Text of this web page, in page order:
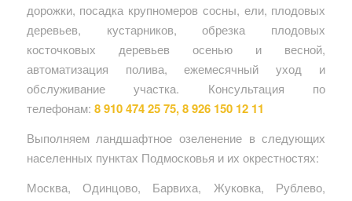
дорожки, посадка крупномеров сосны, ели, плодовых
деревьев, кустарников, обрезка плодовых
косточковых деревьев осенью и весной,
автоматизация полива, ежемесячный уход и
обслуживание участка. Консультация по
телефонам: 8 910 474 25 75, 8 926 150 12 11
Выполняем ландшафтное озеленение в следующих
населенных пунктах Подмосковья и их окрестностях:
Москва, Одинцово, Барвиха, Жуковка, Рублево,